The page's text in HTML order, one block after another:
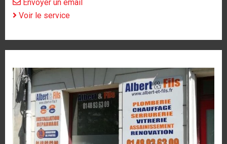
Envoyer un email
Voir le service